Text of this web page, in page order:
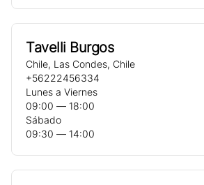
Tavelli Burgos
Chile, Las Condes, Chile
+56222456334
Lunes a Viernes
09:00 ― 18:00
Sábado
09:30 ― 14:00